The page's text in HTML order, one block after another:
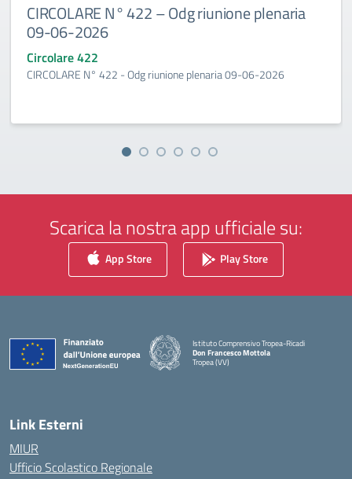
CIRCOLARE N° 422 – Odg riunione plenaria
09-06-2026
Circolare 422
CIRCOLARE N° 422 - Odg riunione plenaria 09-06-2026
Scarica la nostra app ufficiale su:
App Store Play Store
Istituto Comprensivo Tropea-Ricadi
Don Francesco Mottola
Tropea (VV)
— Visita la pagina iniziale della scuola
Link Esterni
MIUR
Ufficio Scolastico Regionale